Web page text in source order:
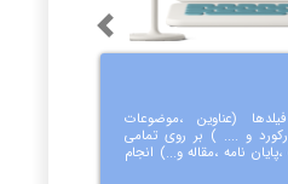
(عناوین ،موضوعات
رکورد و .... ) بر روی تمامی
نامه ،مقاله و...) انجام
Previous